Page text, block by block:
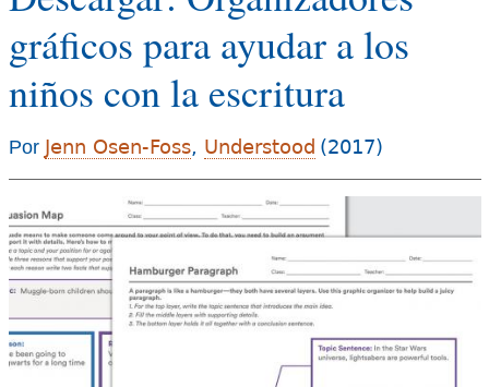
Más recursos
e
s
t
á
a
q
u
í
gráficos para ayudar a los
niños con la escritura
Por Jenn Osen-Foss, Understood (2017)